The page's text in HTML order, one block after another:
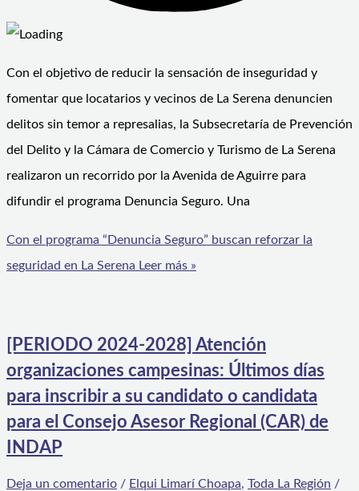
Con el objetivo de reducir la sensación de inseguridad y
fomentar que locatarios y vecinos de La Serena denuncien
delitos sin temor a represalias, la Subsecretaría de Prevención
del Delito y la Cámara de Comercio y Turismo de La Serena
realizaron un recorrido por la Avenida de Aguirre para
difundir el programa Denuncia Seguro. Una
Con el programa “Denuncia Seguro” buscan reforzar la
seguridad en La Serena Leer más »
[PERIODO 2024-2028] Atención
organizaciones campesinas: Últimos días
para inscribir a su candidato o candidata
para el Consejo Asesor Regional (CAR) de
INDAP
Deja un comentario / Elqui Limarí Choapa, Toda La Región /